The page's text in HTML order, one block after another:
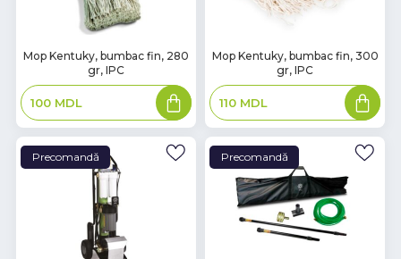
В
Mop Kentuky, bumbac fin, 280
gr, IPC
100 MDL
Adaugă
în
coș
В
Mop Kentuky, bumbac fin, 300
gr, IPC
110 MDL
Adaugă
în
coș
Precomandă Precomandă